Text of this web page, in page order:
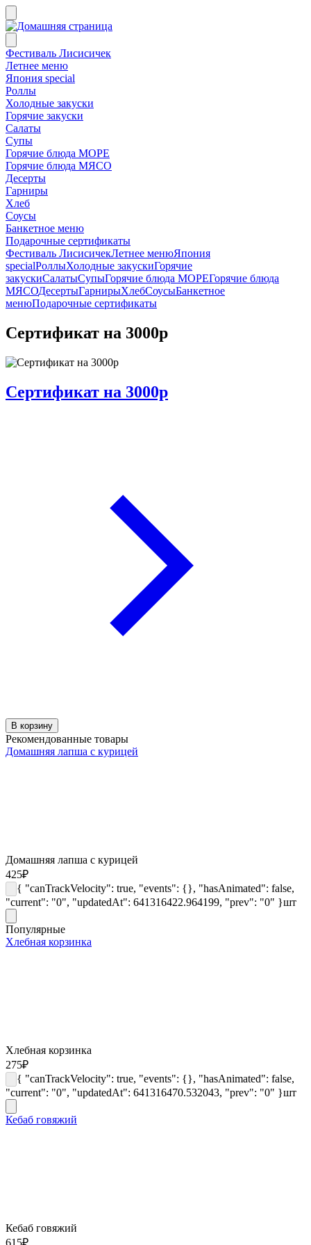
Фестиваль Лисисичек
Летнее меню
Япония special
Роллы
Холодные закуски
Горячие закуски
Салаты
Супы
Горячие блюда МОРЕ
Горячие блюда МЯСО
Десерты
Гарниры
Хлеб
Соусы
Банкетное меню
Подарочные сертификаты
Фестиваль ЛисисичекЛетнее менюЯпония
specialРоллыХолодные закускиГорячие
закускиСалатыСупыГорячие блюда МОРЕГорячие блюда
МЯСОДесертыГарнирыХлебСоусыБанкетное
менюПодарочные сертификаты
Сертификат на 3000р
Сертификат на 3000р
В корзину
Рекомендованные товары
Домашняя лапша с курицей
Домашняя лапша с курицей
425₽
{ "canTrackVelocity": true, "events": {}, "hasAnimated": false,
"current": "0", "updatedAt": 641316422.964199, "prev": "0" }шт
Популярные
Хлебная корзинка
Хлебная корзинка
275₽
{ "canTrackVelocity": true, "events": {}, "hasAnimated": false,
"current": "0", "updatedAt": 641316470.532043, "prev": "0" }шт
Кебаб говяжий
Кебаб говяжий
615₽